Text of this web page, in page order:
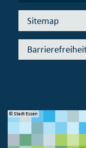
Sitemap
© Stadt Essen